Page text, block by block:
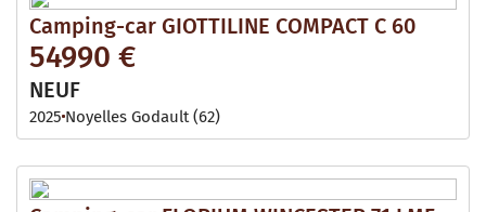
Camping-car GIOTTILINE COMPACT C 60
54990 €
NEUF
2025 Noyelles Godault (62)